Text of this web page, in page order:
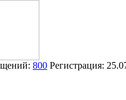
800 Регистрация: